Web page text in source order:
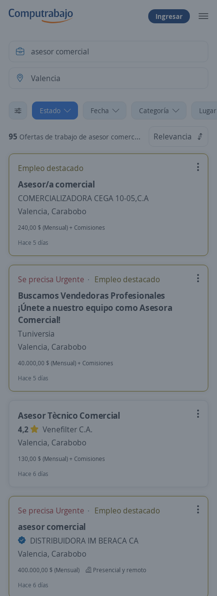
Ingresar
Estado Fecha Categoría
95 Ofertas de trabajo de asesor comercial en Valencia, Carabobo Relevancia
Empleo destacado
Asesor/a comercial
COMERCIALIZADORA CEGA 10-05,C.A
Valencia, Carabobo
240,00 $ (Mensual) + Comisiones
Hace 5 días
Se precisa Urgente Empleo destacado
Buscamos Vendedoras Profesionales
¡Únete a nuestro equipo como Asesora
Comercial!
Tuniversia
Valencia, Carabobo
40.000,00 $ (Mensual) + Comisiones
Hace 5 días
Asesor Tècnico Comercial
4,2
Venefilter C.A.
Valencia, Carabobo
130,00 $ (Mensual) + Comisiones
Hace 6 días
Se precisa Urgente Empleo destacado
asesor comercial
DISTRIBUIDORA IM BERACA CA
Valencia, Carabobo
400.000,00 $ (Mensual)
Presencial y remoto
Hace 6 días